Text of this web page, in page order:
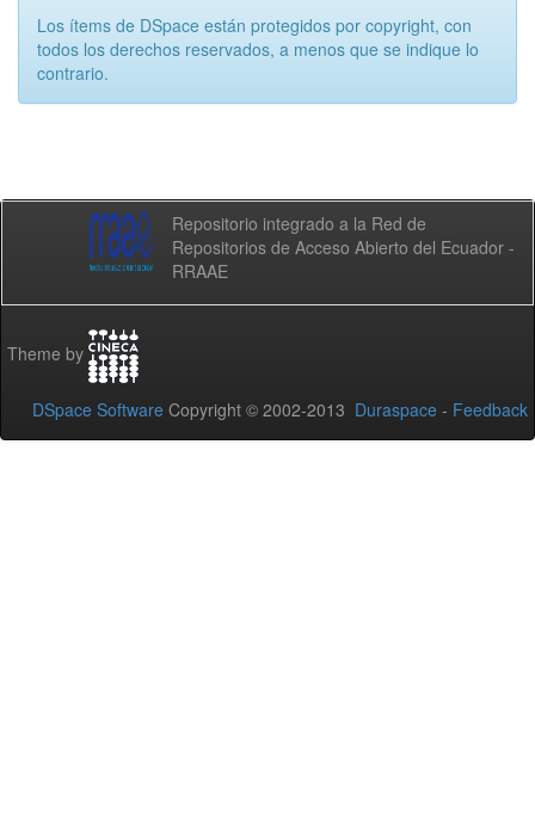
Los ítems de DSpace están protegidos por copyright, con
todos los derechos reservados, a menos que se indique lo
contrario.
Repositorio integrado a la Red de
Repositorios de Acceso Abierto del Ecuador -
RRAAE
Theme by
DSpace Software Copyright © 2002-2013 Duraspace - Feedback